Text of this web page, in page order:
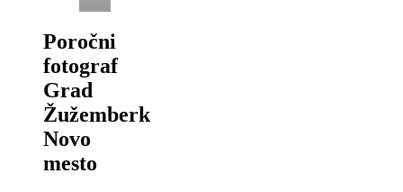
Poročni
fotograf
Grad
Žužemberk
Novo
mesto